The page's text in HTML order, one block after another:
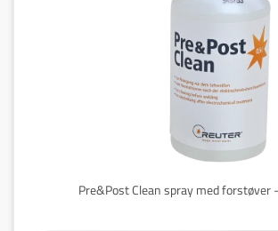
Pre&Post Clean spray med forstøver